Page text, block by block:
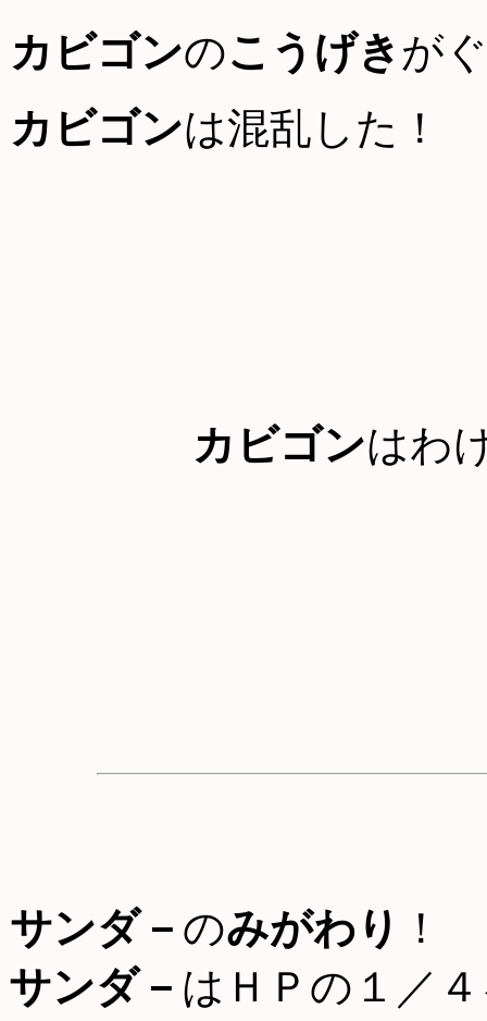
カビゴンのこうげき が
カビゴンは混乱した！
カビゴンはわ
サンダ－ のみがわり
！
サンダ－ はＨＰの１／